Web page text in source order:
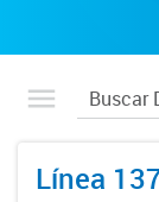
Línea